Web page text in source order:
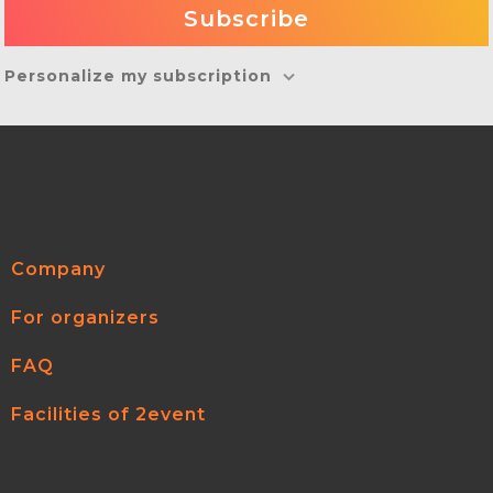
Personalize my subscription
Company
For organizers
FAQ
Facilities of 2event